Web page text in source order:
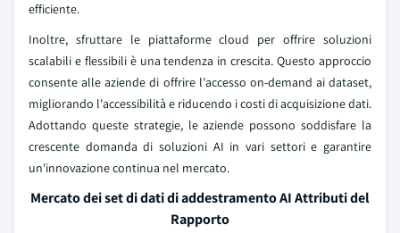
efficiente.
Inoltre, sfruttare le piattaforme cloud per offrire soluzioni
scalabili e flessibili è una tendenza in crescita. Questo approccio
consente alle aziende di offrire l'accesso on-demand ai dataset,
migliorando l'accessibilità e riducendo i costi di acquisizione dati.
Adottando queste strategie, le aziende possono soddisfare la
crescente domanda di soluzioni AI in vari settori e garantire
un'innovazione continua nel mercato.
Mercato dei set di dati di addestramento AI Attributi del
Rapporto